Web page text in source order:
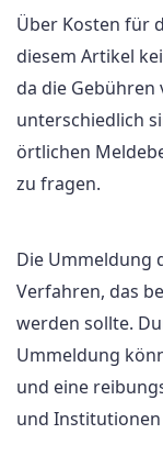
Über Kosten für
diesem Artikel
da die Gebühren
unterschiedlich
örtlichen
zu fragen.
Die Ummeldung
Verfahren, das
werden sollte.
Ummeldung
und eine
und